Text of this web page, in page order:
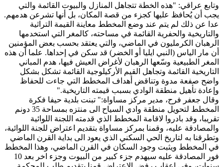
وتابع عراقي: "هذه الخطة تتجاهل المنازل والبيوت القائمة والتي
يجب أن يُحافظ عليها كجزء من قصة المكان، بل أنها تشرعن هدمهم.
عدا عن ذلك لم يتم عند وضع المخطط معاينة القيمة التراثية
والتاريخية والحفرية القائمة في مساحته، كالمغر التي استخدمها
الرهبان الكرمليون في الماضي، والتي يعتقد بحسب بعض المؤمنين
أن مار الياس (النبي ايليا أو الخضر) قد سكن في إحداها. علما أن هذه
المغر الطبيعية وسّعها الرهبان لأغراض العيش فيها، هدم المباني
التاريخية القائمة وتجاهل القيم الأركيلوجية القائمة تشكل بشكل
واضح صفعة مدوة وتناقض أهداف المخطط التي جاءت للحفاظ
وإعادة تأهيل منطقة الوادي بسبب قيمته التاريخية".
وقال جعفر فرح، مدير مركز مساواة:" تبنت بلدية حيفا فكرة
المخطط لتحويل منطقة وادي السياح الى منتزه بمساحة 35 دونم
تقريبا، وقد بادروا لاقامة المخطط الذي قدمته اللجنة اللوائية
والمصادقة عليه، وقمنا بمركز مساواة بتقديم اعتراض للجنة اللوائية،
وتطرقنا به لتاريخ الحي السكني الذي يعود الى بداية القرن الماضي
في المخطط ويثبت وجود السكان في القرن الماضي، وهذا المخطط
فور المصادقة عليه سيهدم جزء كبير من البيوت وجزء اخر بعد 10